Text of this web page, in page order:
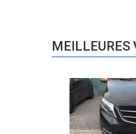
MEILLEURES